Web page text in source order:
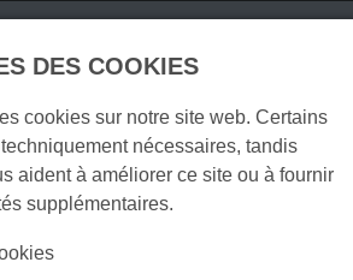
DES COOKIES
cookies sur notre site web. Certains
nécessaires, tandis
aident à améliorer ce site ou à fournir
supplémentaires.